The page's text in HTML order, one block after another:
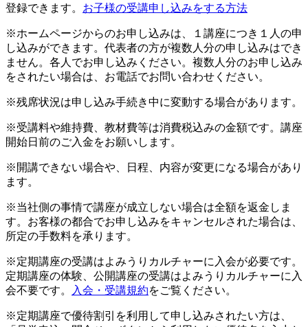
登録できます。 お子様の受講申し込みをする方法
※ホームページからのお申し込みは、１講座につき１人の申
し込みができます。代表者の方が複数人分の申し込みはでき
ません。各人でお申し込みください。複数人分のお申し込み
をされたい場合は、お電話でお問い合わせください。
※残席状況は申し込み手続き中に変動する場合があります。
※受講料や維持費、教材費等は消費税込みの金額です。講座
開始日前のご入金をお願いします。
※開講できない場合や、日程、内容が変更になる場合があり
ます。
※当社側の事情で講座が成立しない場合は全額を返金しま
す。お客様の都合でお申し込みをキャンセルされた場合は、
所定の手数料を承ります。
※定期講座の受講はよみうりカルチャーに入会が必要です。
定期講座の体験、公開講座の受講はよみうりカルチャーに入
会不要です。
入会・受講規約をご覧ください。
※定期講座で優待割引を利用して申し込みされたい方は、